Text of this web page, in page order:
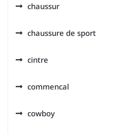
chaussur
chaussure de sport
cintre
commencal
cowboy